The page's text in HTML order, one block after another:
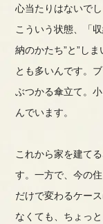
心当たりはないでし
こういう状態、「
納のかたち”と”し
とも多いんです。
ぶつかる傘立て。
んでいます。
これから家を建て
す。一方で、今の
だけで変わるケー
なくても、ちょっ